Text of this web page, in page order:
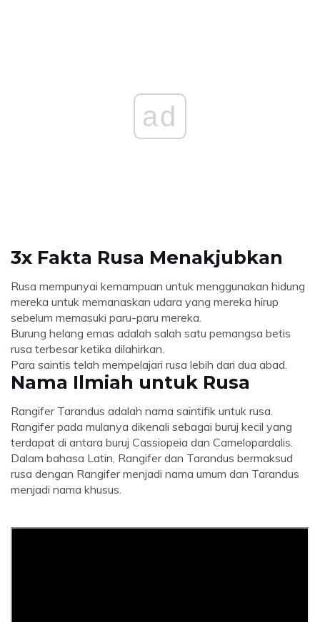
ad
3x Fakta Rusa Menakjubkan
Rusa mempunyai kemampuan untuk menggunakan hidung
mereka untuk memanaskan udara yang mereka hirup
sebelum memasuki paru-paru mereka.
Burung helang emas adalah salah satu pemangsa betis
rusa terbesar ketika dilahirkan.
Para saintis telah mempelajari rusa lebih dari dua abad.
Nama Ilmiah untuk Rusa
Rangifer Tarandus adalah nama saintifik untuk rusa.
Rangifer pada mulanya dikenali sebagai buruj kecil yang
terdapat di antara buruj Cassiopeia dan Camelopardalis.
Dalam bahasa Latin, Rangifer dan Tarandus bermaksud
rusa dengan Rangifer menjadi nama umum dan Tarandus
menjadi nama khusus.